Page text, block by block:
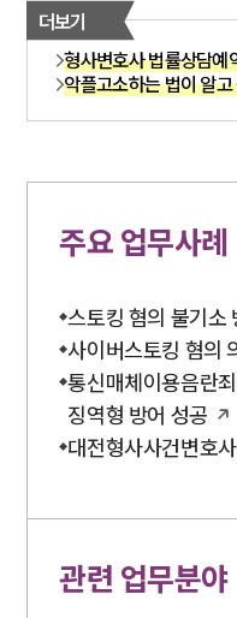
더보기
형사변호사 법률상담예
악플고소하는 법이 알
주요 업무사례
스토킹 혐의 불기소
사이버스토킹 혐의
통신매체이용음란
징역형 방어 성공
대전형사사건변호
관련 업무분야